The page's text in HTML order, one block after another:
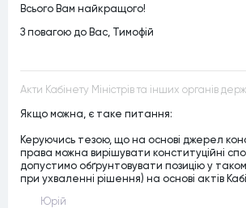
Всього Вам найкращого!
З повагою до Вас, Тимофій
Якщо можна, є таке питання:
Керуючись тезою, що на основі джерел
права можна вирішувати конституційні
допустимо обґрунтовувати позицію у
при ухваленні рішення) на основі актів
Юрій